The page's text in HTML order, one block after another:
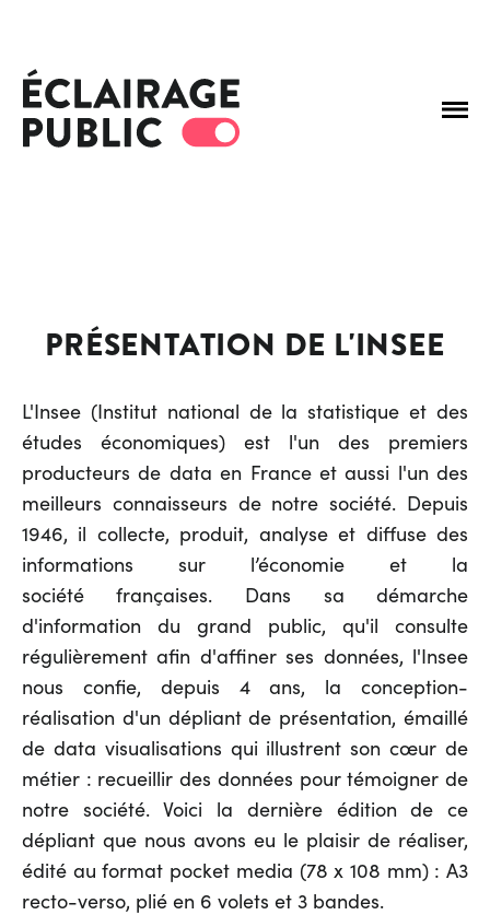
PRÉSENTATION DE L'INSEE
L'Insee (Institut national de la statistique et des
études économiques) est l'un des premiers
producteurs de data en France et aussi l'un des
meilleurs connaisseurs de notre société. Depuis
1946, il collecte, produit, analyse et diffuse des
informations sur l’économie et la
société françaises. Dans sa démarche
d'information du grand public, qu'il consulte
régulièrement afin d'affiner ses données, l'Insee
nous confie, depuis 4 ans, la conception-
réalisation d'un dépliant de présentation, émaillé
de data visualisations qui illustrent son cœur de
métier : recueillir des données pour témoigner de
notre société. Voici la dernière édition de ce
dépliant que nous avons eu le plaisir de réaliser,
édité au format pocket media (78 x 108 mm) : A3
recto-verso, plié en 6 volets et 3 bandes.